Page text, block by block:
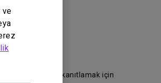
ve
alma tarihini kanıtlamak için